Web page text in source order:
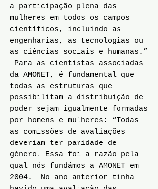
a participação plena das
mulheres em todos os campos
científicos, incluindo as
engenharias, as tecnologias ou
as ciências sociais e humanas.”
Para as cientistas associadas
da AMONET, é fundamental que
todas as estruturas que
possibilitam a distribuição de
poder sejam igualmente formadas
por homens e mulheres: “Todas
as comissões de avaliações
deveriam ter paridade de
género. Essa foi a razão pela
qual nós fundámos a AMONET em
2004. No ano anterior tinha